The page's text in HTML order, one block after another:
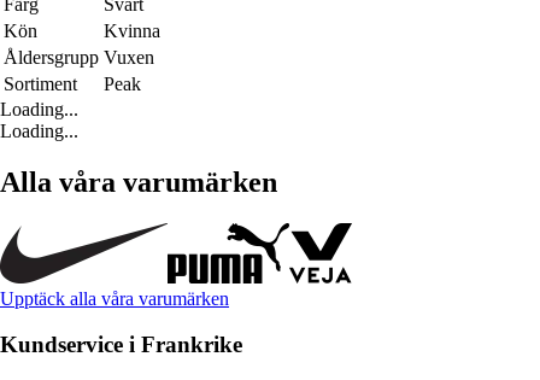
Färg
Svart
Kön
Kvinna
Åldersgrupp Vuxen
Sortiment
Peak
Loading...
Loading...
Alla våra varumärken
Upptäck alla våra varumärken
Kundservice i Frankrike